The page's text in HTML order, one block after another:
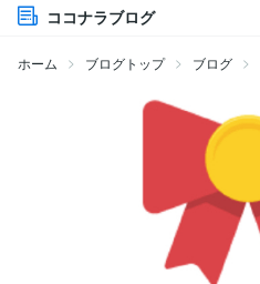
ココナラブログ
ホーム ブログトップ ブログ